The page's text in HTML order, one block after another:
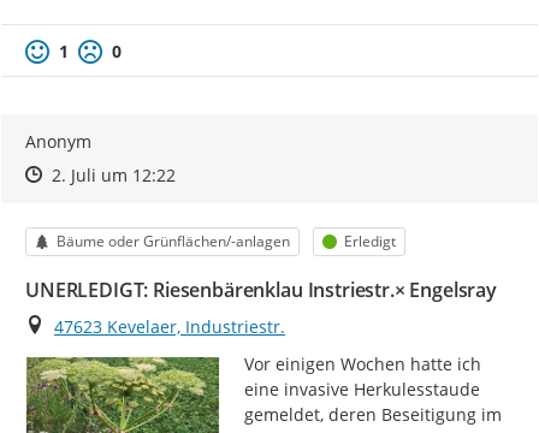
1 0
Anonym
Zeitpunkt des Erstellens
Zeitpunkt des Erstellens
2. Juli um 12:22Zur Äußerung
Kategorie
Bäume oder Grünflächen/-anlagen Status
Erledigt
UNERLEDIGT: Riesenbärenklau Instriestr.× Engelsray
Ort
47623 Kevelaer, Industriestr.
Vor einigen Wochen hatte ich
eine invasive Herkulesstaude
gemeldet, deren Beseitigung im